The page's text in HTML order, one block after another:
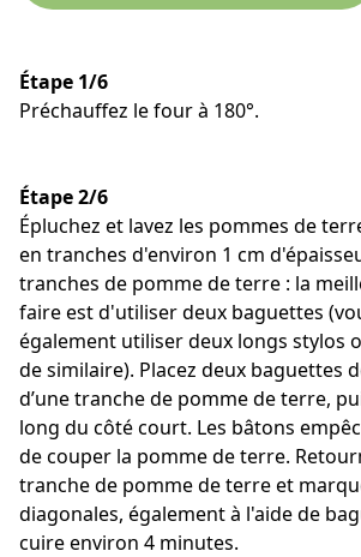
Étape 1/6
Préchauffez le four à 180°.
Étape 2/6
Épluchez et lavez les pommes de
en tranches d'environ 1 cm
tranches de pomme de terre : la
faire est d'utiliser deux baguettes
également utiliser deux longs stylos
de similaire). Placez deux baguettes
d’une tranche de pomme de terre,
long du côté court. Les bâtons
de couper la pomme de terre.
tranche de pomme de terre et
diagonales, également à l'aide de
cuire environ 4 minutes.